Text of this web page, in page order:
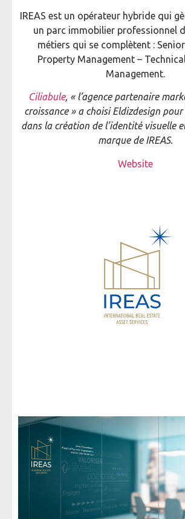
IREAS est un opérateur hybride qui
un parc immobilier professionnel
métiers qui se complètent :
Property Management –
Management.
Ciliabule, « l’agence partenaire
croissance » a choisi Eldizdesign pour
dans la création de l’identité visuelle
marque de IREAS.
Website